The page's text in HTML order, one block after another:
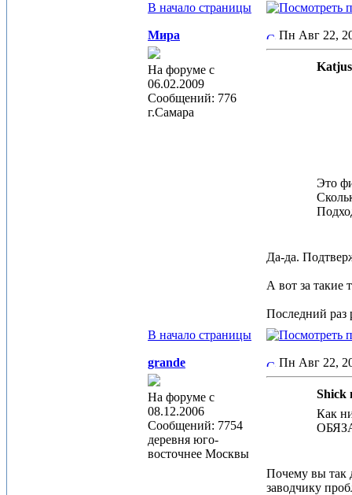
В начало страницы
Мира
На форуме с
06.02.2009
Сообщений: 776
г.Самара
Пн Авг 22,
Это
Да-да.
А вот за такие
Последний раз
В начало страницы
grande
На форуме с
08.12.2006
Сообщений: 7754
деревня юго-
восточнее Москвы
Пн Авг 22,
Shick
Как
Почему вы так
заводчику